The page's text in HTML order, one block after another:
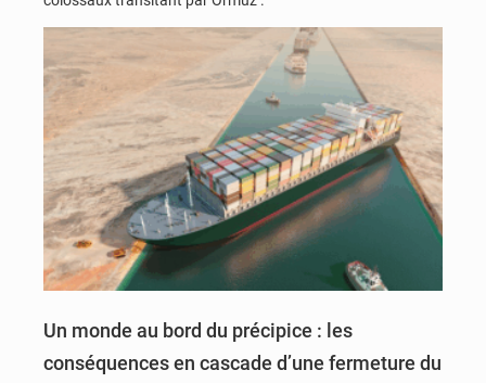
Un monde au bord du précipice : les
conséquences en cascade d’une fermeture du